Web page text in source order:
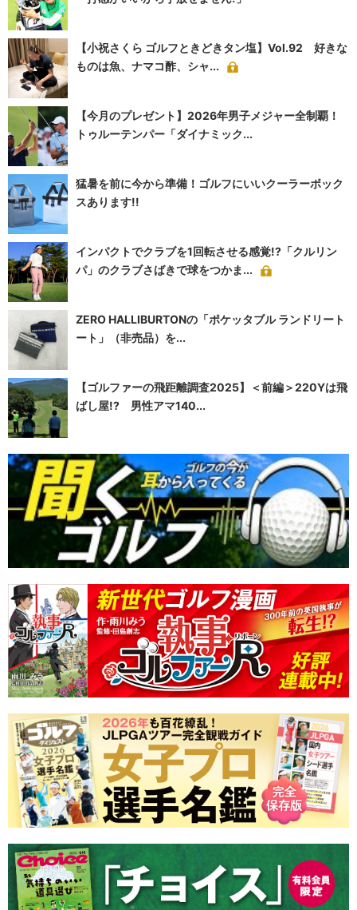
【小祝さくら ゴルフときどきタン塩】Vol.92 好きな
ものは魚、ナマコ酢、シャ...
【今月のプレゼント】2026年男子メジャー全制覇！
トゥルーテンパー「ダイナミック...
猛暑を前に今から準備！ゴルフにいいクーラーボック
スあります!!
インパクトでクラブを1回転させる感覚!?「クルリン
パ」のクラブさばきで球をつかま...
ZERO HALLIBURTONの「ポケッタブル ランドリート
ート」（非売品）を...
【ゴルファーの飛距離調査2025】＜前編＞220Yは飛
ばし屋!? 男性アマ140...